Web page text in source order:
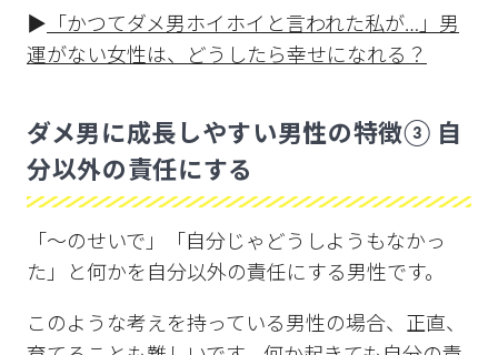
▶︎ 「かつてダメ男ホイホイと言われた私が…」男
運がない女性は、どうしたら幸せになれる？
ダメ男に成長しやすい男性の特徴③ 自
分以外の責任にする
「〜のせいで」「自分じゃどうしようもなかっ
た」と何かを自分以外の責任にする男性です。
このような考えを持っている男性の場合、正直、